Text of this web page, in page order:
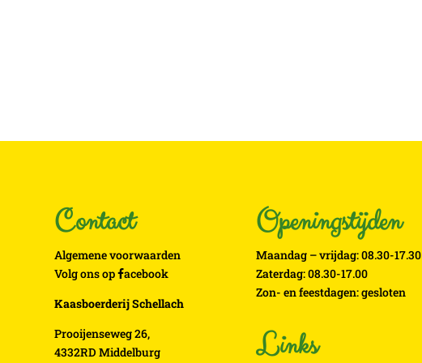
Contact
Algemene voorwaarden
Volg ons op acebook
Kaasboerderij Schellach
Prooijenseweg 26,
4332RD Middelburg
Openingstijden
Maandag – vrijdag: 08.30-17.30
Zaterdag: 08.30-17.00
Zon- en feestdagen: gesloten
Links